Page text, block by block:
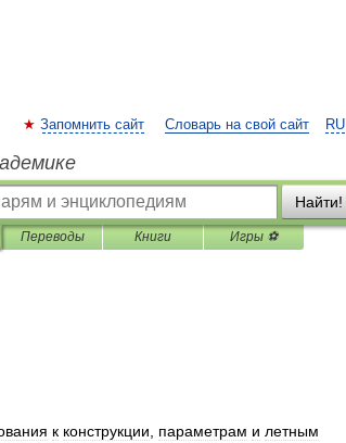
RU
Запомнить сайт Словарь на свой сайт
Найти!
Переводы Книги Игры ⚽
к конструкции параметрам и летным